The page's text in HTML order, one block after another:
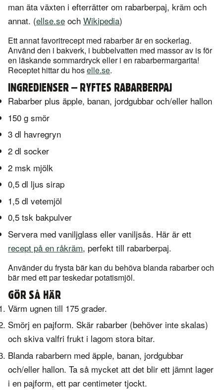
man äta växten i efterrätter om rabarberpaj, kräm och
annat. (ellse.se och Wikipedia)
Ett annat favoritrecept med rabarber är en sockerlag.
Använd den i bakverk, i bubbelvatten med massor av is för
en läskande sommardryck eller i en rabarbermargarita!
Receptet hittar du hoselle.se.
INGREDIENSER – RYFTES RABARBERPAJ
Rabarber plus äpple, banan, jordgubbar och/eller hallon
150 g smör
3 dl havregryn
2 dl socker
2 msk mjölk
0,5 dl ljus sirap
1,5 dl vetemjöl
0,5 tsk bakpulver
Servera med vaniljglass eller vaniljsås. Här är ett
recept på en råkräm, perfekt till rabarberpaj.
Använder du frysta bär kan du behöva blanda rabarber och
bär med ett par teskedar potatismjöl.
GÖR SÅ HÄR
Värm ugnen till 175 grader.
Smörj en pajform. Skär rabarber (behöver inte skalas)
och skiva valfri frukt i lagom stora bitar.
Blanda rabarbern med äpple, banan, jordgubbar
och/eller hallon. Ta så mycket att det blir ett jämnt lager
i en pajform, ett par centimeter tjockt.